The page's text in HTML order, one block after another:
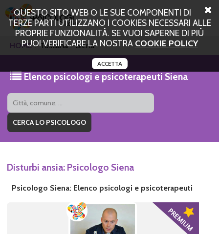
QUESTO SITO WEB O LE SUE COMPONENTI DI
TERZE PARTI UTILIZZANO I COOKIES NECESSARI ALLE
PROPRIE FUNZIONALITÀ. SE VUOI SAPERNE DI PIÙ
PUOI VERIFICARE LA NOSTRA COOKIE POLICY
ACCETTA
HOME Toscana Siena
Elenco psicologi e psicoterapeuti Siena
Disturbi ansia: Psicologo Siena
Psicologo Siena: Elenco psicologi e psicoterapeuti